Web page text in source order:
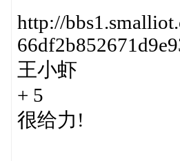
http://
王小虾
+ 5
很给力!